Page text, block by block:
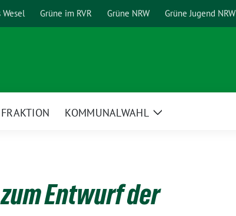
Wesel Grüne im RVR Grüne NRW Grüne Jugend NRW
FRAKTION KOMMUNALWAHL
Zeige
Entwurf der